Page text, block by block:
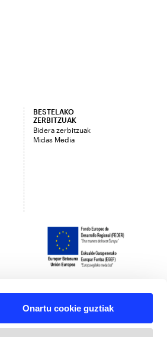
Onartu cookie guztiak
BESTELAKO
ZERBITZUAK
Bidera zerbitzuak
Midas Media